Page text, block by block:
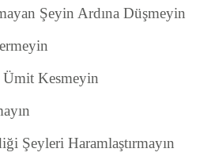
Şeyin Ardına Düşmeyin
Ümit Kesmeyin
Şeyleri Haramlaştırmayın